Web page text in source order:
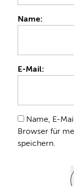
Name:
E-Mail:
Name, E-
Browser für
speichern.